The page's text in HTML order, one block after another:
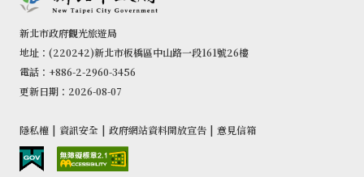
新北市政府觀光旅遊局
地址：(220242)新北市板橋區中山路一段161號26樓
電話：+886-2-2960-3456
更新日期：2026-08-07
隱私權 | 資訊安全 | 政府網站資料開放宣告 | 意見信箱